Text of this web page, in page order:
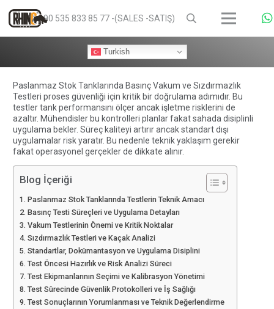
+90 535 833 85 77 -(SALES -SATIŞ)
Turkish
Paslanmaz Stok Tanklarında Basınç Vakum ve Sızdırmazlık
Testleri proses güvenliği için kritik bir doğrulama adımıdır. Bu
testler tank performansını ölçer ancak işletme risklerini de
azaltır. Mühendisler bu kontrolleri planlar fakat sahada disiplinli
uygulama bekler. Süreç kaliteyi artırır ancak standart dışı
uygulamalar risk yaratır. Bu nedenle teknik yaklaşım gerekir
fakat operasyonel gerçekler de dikkate alınır.
Blog İçeriği
Paslanmaz Stok Tanklarında Testlerin Teknik Amacı
Basınç Testi Süreçleri ve Uygulama Detayları
Vakum Testlerinin Önemi ve Kritik Noktalar
Sızdırmazlık Testleri ve Kaçak Analizi
Standartlar, Dokümantasyon ve Uygulama Disiplini
Test Öncesi Hazırlık ve Risk Analizi Süreci
Test Ekipmanlarının Seçimi ve Kalibrasyon Yönetimi
Test Sürecinde Güvenlik Protokolleri ve İş Sağlığı
Test Sonuçlarının Yorumlanması ve Teknik Değerlendirme